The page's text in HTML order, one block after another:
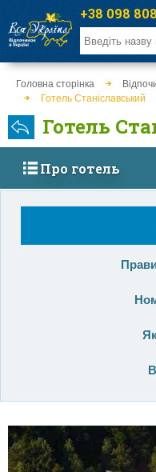
Головна сторінка
Готель Станіславський
Готель
Про готель
+38 098